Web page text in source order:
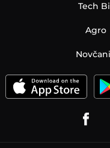
Tech
Agro